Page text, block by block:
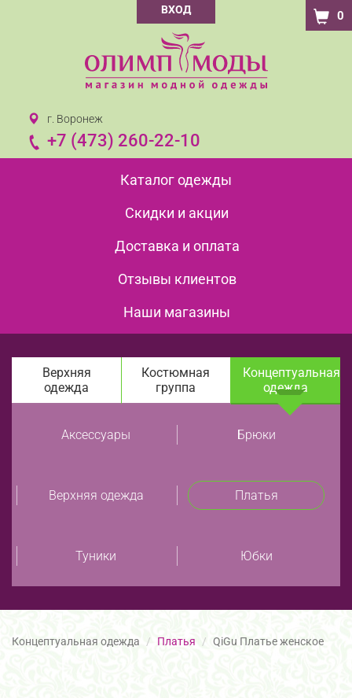
ВХОД 0
г. Воронеж
+7 (473) 260-22-10
Каталог одежды
Скидки и акции
Доставка и оплата
Отзывы клиентов
Наши магазины
Верхняя
одежда
Костюмная
группа
Концептуальная
одежда
Аксессуары Брюки
Верхняя одежда Платья
Туники Юбки
Концептуальная одежда Платья QiGu Платье женское